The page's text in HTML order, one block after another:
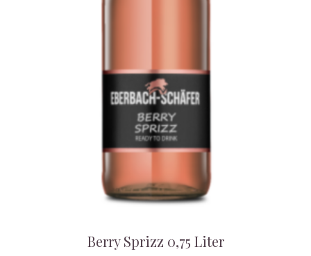
Berry Sprizz 0,75 Liter